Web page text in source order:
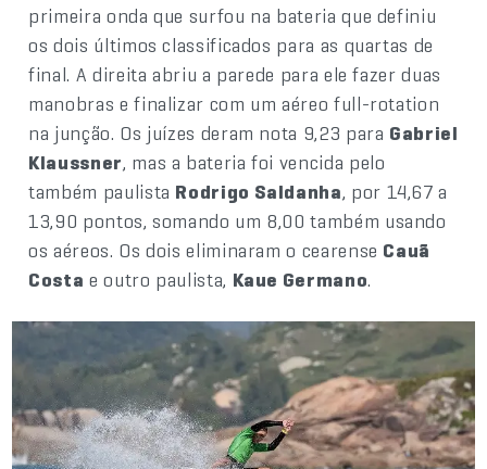
primeira onda que surfou na bateria que definiu
os dois últimos classificados para as quartas de
final. A direita abriu a parede para ele fazer duas
manobras e finalizar com um aéreo full-rotation
na junção. Os juízes deram nota 9,23 para Gabriel
Klaussner, mas a bateria foi vencida pelo
também paulista Rodrigo Saldanha, por 14,67 a
13,90 pontos, somando um 8,00 também usando
os aéreos. Os dois eliminaram o cearense Cauã
Costa e outro paulista, Kaue Germano.